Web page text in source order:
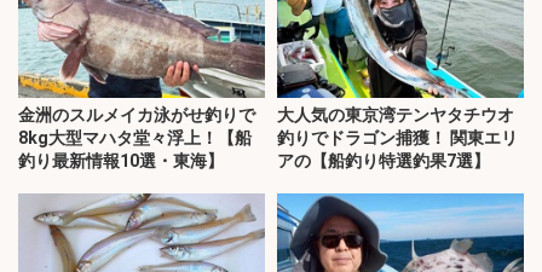
金洲のスルメイカ泳がせ釣りで
8kg大型マハタ堂々浮上！【船
釣り最新情報10選・東海】
大人気の東京湾テンヤタチウオ
釣りでドラゴン捕獲！ 関東エリ
アの【船釣り特選釣果7選】